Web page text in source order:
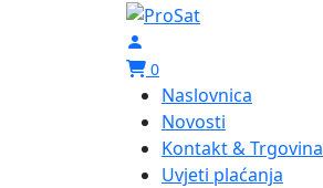
0
Naslovnica
Novosti
Kontakt & Trgovina
Uvjeti plaćanja